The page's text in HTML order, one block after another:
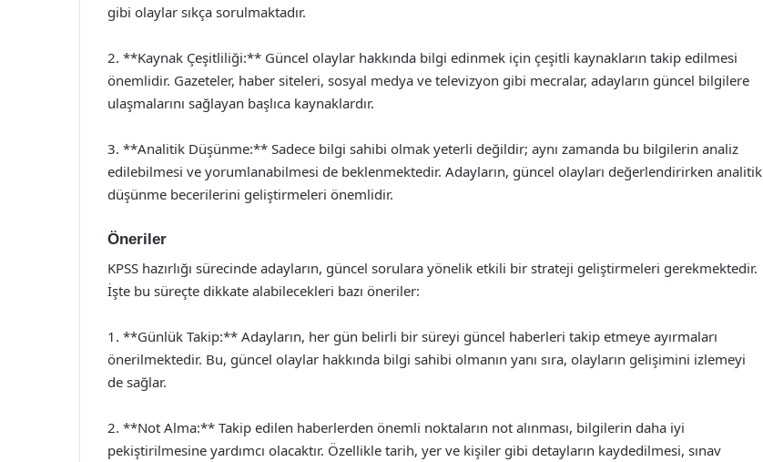
gibi olaylar sıkça sorulmaktadır.
2. **Kaynak Çeşitliliği:** Güncel olaylar hakkında bilgi edinmek için çeşitli kaynakların takip edilmesi
önemlidir. Gazeteler, haber siteleri, sosyal medya ve televizyon gibi mecralar, adayların güncel bilgilere
ulaşmalarını sağlayan başlıca kaynaklardır.
3. **Analitik Düşünme:** Sadece bilgi sahibi olmak yeterli değildir; aynı zamanda bu bilgilerin analiz
edilebilmesi ve yorumlanabilmesi de beklenmektedir. Adayların, güncel olayları değerlendirirken analitik
düşünme becerilerini geliştirmeleri önemlidir.
Öneriler
KPSS hazırlığı sürecinde adayların, güncel sorulara yönelik etkili bir strateji geliştirmeleri gerekmektedir.
İşte bu süreçte dikkate alabilecekleri bazı öneriler:
1. **Günlük Takip:** Adayların, her gün belirli bir süreyi güncel haberleri takip etmeye ayırmaları
önerilmektedir. Bu, güncel olaylar hakkında bilgi sahibi olmanın yanı sıra, olayların gelişimini izlemeyi
de sağlar.
2. **Not Alma:** Takip edilen haberlerden önemli noktaların not alınması, bilgilerin daha iyi
pekiştirilmesine yardımcı olacaktır. Özellikle tarih, yer ve kişiler gibi detayların kaydedilmesi, sınav